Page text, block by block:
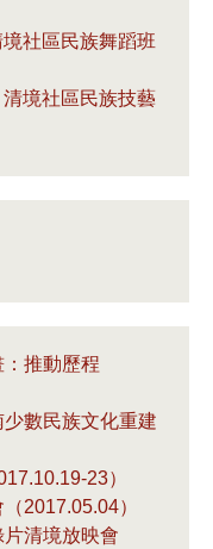
社區民族舞蹈班
境社區民族技藝
推動歷程
數民族文化重建
23）
2017.05.04）
清境放映會